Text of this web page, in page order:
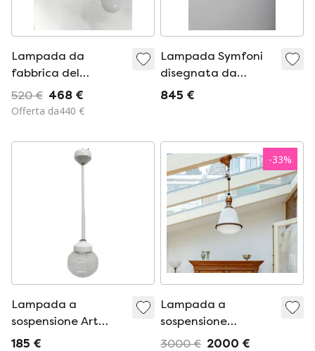
Lampada da
fabbrica del
designer HWK
(Harm W. Kuil)
520 € 468 €
Offerta da440 €
Lampada Symfoni
disegnata da
Preben Dal per Hans
845 €
Lampada a
sospensione Art
Déco
185 €
-33%
Lampada a
sospensione
Kandem Bauhaus
3000 € 2000 €